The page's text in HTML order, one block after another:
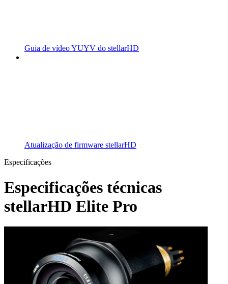
Guia de vídeo YUYV do stellarHD
Atualização de firmware stellarHD
Especificações
Especificações técnicas
stellarHD Elite Pro